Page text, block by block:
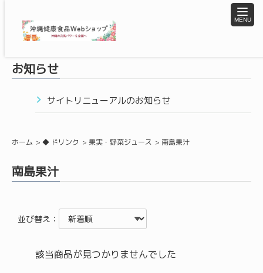
toggle
お知らせ
サイトリニューアルのお知らせ
ホーム ◆ ドリンク 果実・野菜ジュース 南島果汁
南島果汁
並び替え：
該当商品が見つかりませんでした